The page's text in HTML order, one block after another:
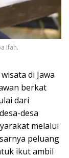
Ifah.
di Jawa
berkat
dari
desa
melalui
peluang
ikut ambil